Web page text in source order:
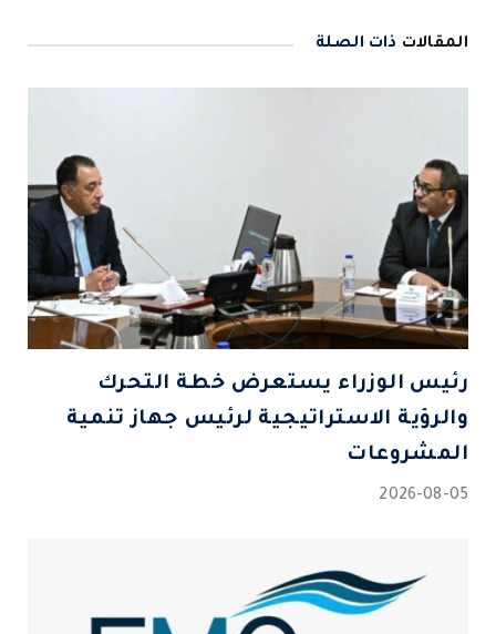
المقالات ذات الصلة
رئيس الوزراء يستعرض خطة التحرك
والرؤية الاستراتيجية لرئيس جهاز تنمية
المشروعات
2026-08-05